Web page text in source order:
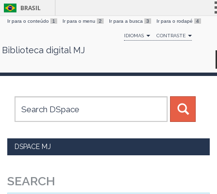
Skip
BRASIL
Simplifique!
Comunica BR
Canais
Ir para o conteúdo 1 Ir para o menu 2 Ir para a busca 3 Ir para o rodapé 4
IDIOMAS CONTRASTE
Biblioteca digital MJ
DSPACE MJ
SEARCH